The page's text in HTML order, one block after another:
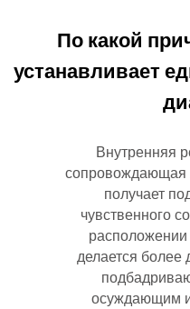
По какой
устанавливает
Внутренняя
сопровождающая
получает
чувственного
делается
осуждающим